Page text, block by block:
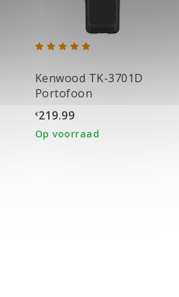
Kenwood TK-3701D
Portofoon
€219.99
Op voorraad